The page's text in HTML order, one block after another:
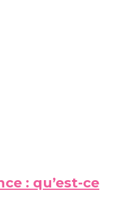
: qu’est-ce